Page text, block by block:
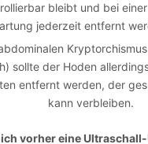
bleibt und bei
jederzeit entfernt
sollte der Hoden
entfernt werden, der
kann verbleiben.
vorher eine